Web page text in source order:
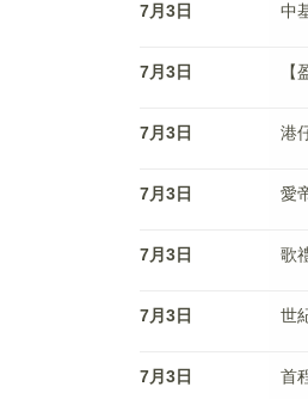
7月3日 中
7月3日
7月3日 港
7月3日 愛
7月3日 歌
7月3日 世
7月3日 首